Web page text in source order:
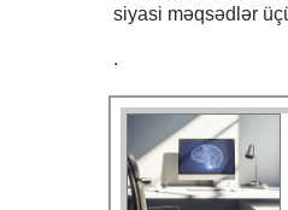
siyasi məqsədlər
.